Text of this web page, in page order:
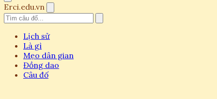
Erci.edu.vn
Lịch sử
Là gì
Mẹo dân gian
Đồng dao
Câu đố